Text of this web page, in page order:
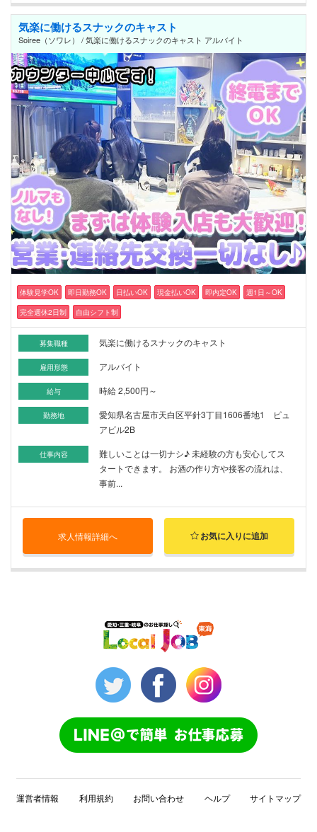
気楽に働けるスナックのキャスト
Soiree（ソワレ） / 気楽に働けるスナックのキャスト アルバイト
体験見学OK 即日勤務OK 日払いOK 現金払いOK 即内定OK
週1日～OK
完全週休2日制
自由シフト制
募集職種 気楽に働けるスナックのキャスト
雇用形態 アルバイト
給与 時給 2,500円～
勤務地
愛知県名古屋市天白区平針3丁目1606番地1 ピュ
アビル2B
仕事内容
難しいことは一切ナシ♪ 未経験の方も安心してス
タートできます。 お酒の作り方や接客の流れは、
事前...
求人情報詳細へ お気に入りに追加
運営者情報 利用規約 お問い合わせ ヘルプ サイトマップ